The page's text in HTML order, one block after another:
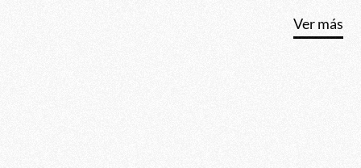
Ver más